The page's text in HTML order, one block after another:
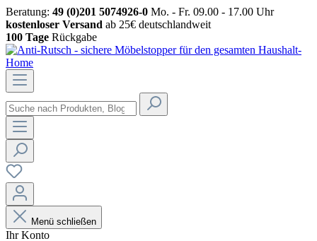
Beratung: 49 (0)201 5074926-0 Mo. - Fr. 09.00 - 17.00 Uhr
kostenloser Versand ab 25€ deutschlandweit
100 Tage Rückgabe
Menü schließen
Ihr Konto